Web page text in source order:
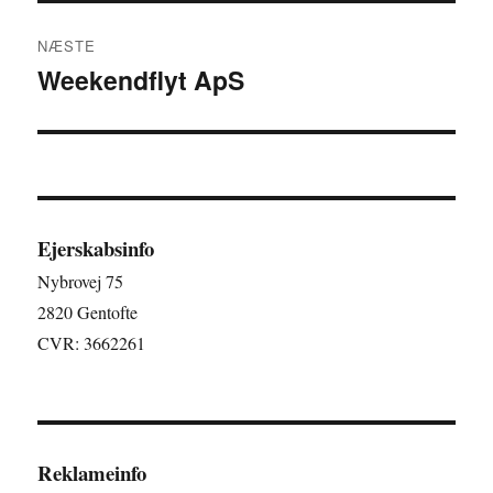
NÆSTE
Næste
Weekendflyt ApS
Ejerskabsinfo
Nybrovej 75
2820 Gentofte
CVR: 3662261
Reklameinfo